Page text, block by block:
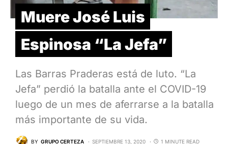
Muere José Luis
Espinosa “La Jefa”
Las Barras Praderas está de luto. “La
Jefa” perdió la batalla ante el COVID-19
luego de un mes de aferrarse a la batalla
más importante de su vida.
BY GRUPO CERTEZA SEPTIEMBRE 13, 2020 1 MINUTE READ